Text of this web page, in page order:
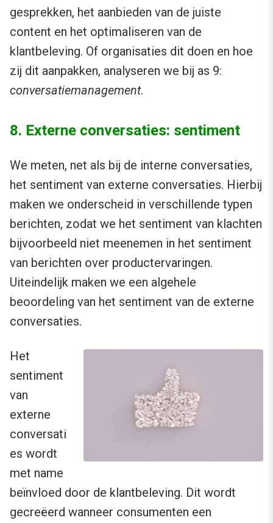
gesprekken, het aanbieden van de juiste
content en het optimaliseren van de
klantbeleving. Of organisaties dit doen en hoe
zij dit aanpakken, analyseren we bij as 9:
conversatiemanagement.
8. Externe conversaties: sentiment
We meten, net als bij de interne conversaties,
het sentiment van externe conversaties. Hierbij
maken we onderscheid in verschillende typen
berichten, zodat we het sentiment van klachten
bijvoorbeeld niet meenemen in het sentiment
van berichten over productervaringen.
Uiteindelijk maken we een algehele
beoordeling van het sentiment van de externe
conversaties.
Het
sentiment
van
externe
conversati
es wordt
met name
beïnvloed door de klantbeleving. Dit wordt
gecreëerd wanneer consumenten een